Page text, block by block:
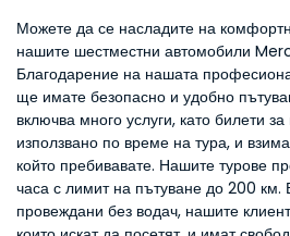
Можете да се насладите на
нашите шестместни автомобили
Благодарение на нашата
ще имате безопасно и удобно
включва много услуги, като билети
използвано по време на тура, и
който пребивавате. Нашите турове
часа с лимит на пътуване до 200 км.
провеждани без водач, нашите